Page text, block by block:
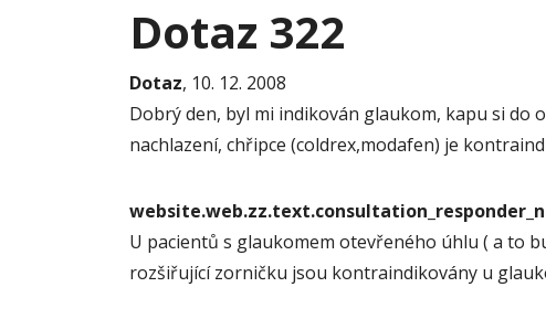
Dotaz 322
Dotaz, 10. 12. 2008
Dobrý den, byl mi indikován glaukom, kapu si do
nachlazení, chřipce (coldrex,modafen) je
U pacientů s glaukomem otevřeného úhlu ( a to
rozšiřující zorničku jsou kontraindikovány u